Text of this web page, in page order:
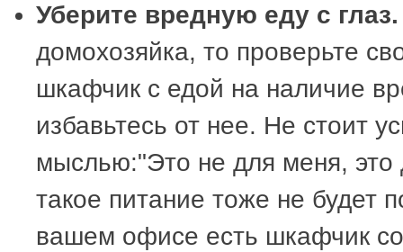
Уберите вредную еду с глаз.
домохозяйка, то проверьте
шкафчик с едой на наличие
избавьтесь от нее. Не стоит
мыслью:"Это не для меня, это
такое питание тоже не будет
вашем офисе есть шкафчик